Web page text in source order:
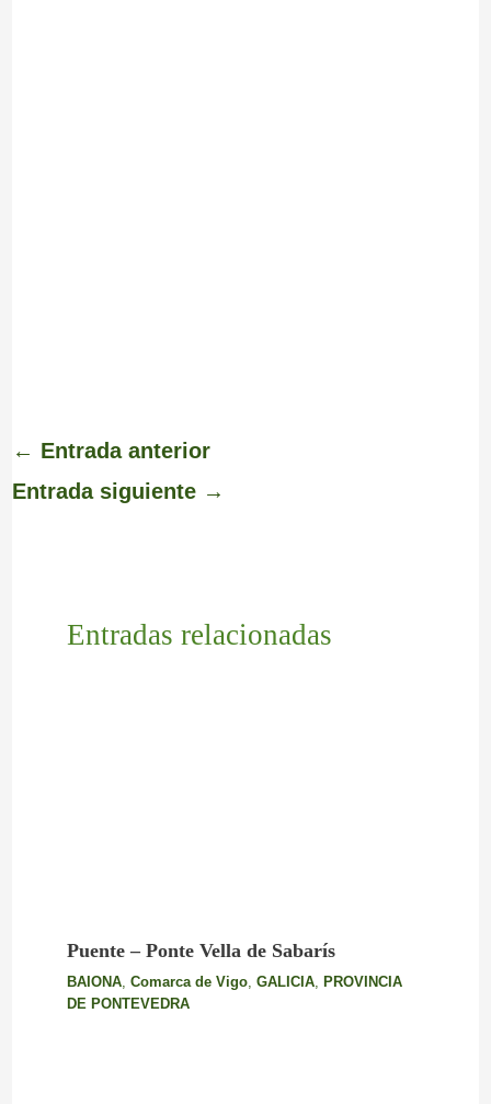
← Entrada anterior
Entrada siguiente →
Entradas relacionadas
Puente – Ponte Vella de Sabarís
BAIONA, Comarca de Vigo, GALICIA, PROVINCIA
DE PONTEVEDRA